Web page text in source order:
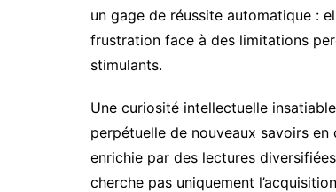
un gage de réussite automatique :
frustration face à des limitations
stimulants.
Une curiosité intellectuelle
perpétuelle de nouveaux savoirs
enrichie par des lectures
cherche pas uniquement